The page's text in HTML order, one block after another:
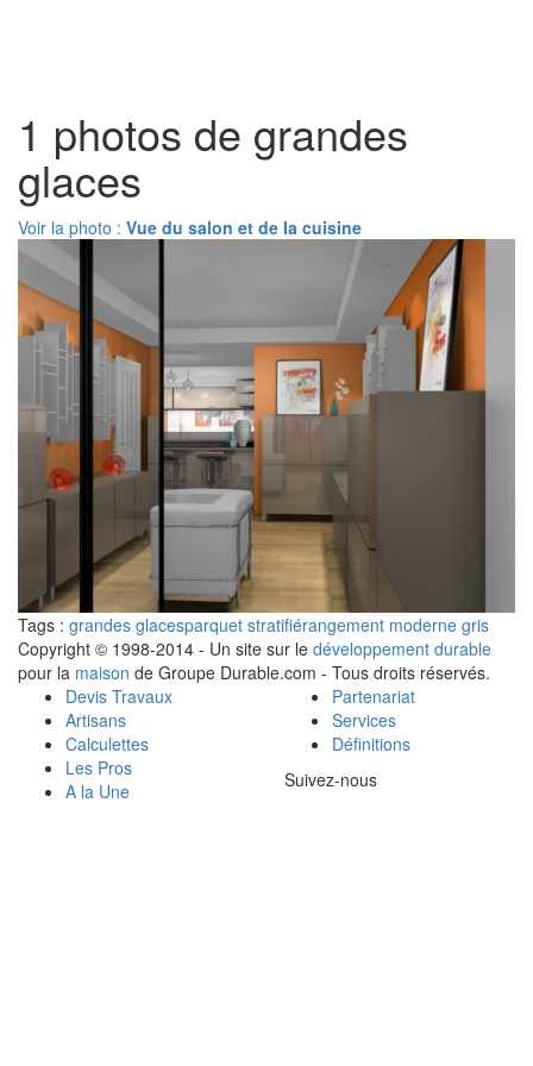
1 photos de grandes
glaces
Voir la photo : Vue du salon et de la cuisine
Tags : grandes glacesparquet stratifiérangement moderne gris
Copyright © 1998-2014 - Un site sur le développement durable
pour la maison de Groupe Durable.com - Tous droits réservés.
Devis Travaux
Artisans
Calculettes
Les Pros
A la Une
Partenariat
Services
Définitions
Suivez-nous